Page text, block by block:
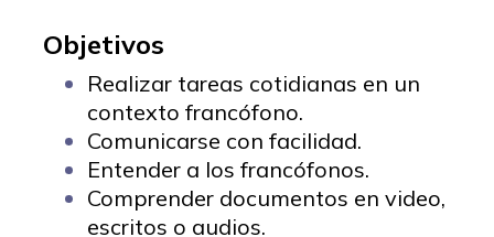
Objetivos
Realizar tareas cotidianas en un
contexto francófono.
Comunicarse con facilidad.
Entender a los francófonos.
Comprender documentos en video,
escritos o audios.